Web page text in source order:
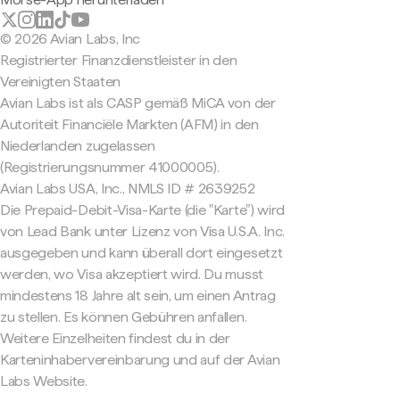
© 2026 Avian Labs, Inc
Registrierter Finanzdienstleister in den
Vereinigten Staaten
Avian Labs ist als CASP gemäß MiCA von der
Autoriteit Financiële Markten (AFM) in den
Niederlanden zugelassen
(Registrierungsnummer 41000005).
Avian Labs USA, Inc., NMLS ID # 2639252
Die Prepaid-Debit-Visa-Karte (die "Karte") wird
von Lead Bank unter Lizenz von Visa U.S.A. Inc.
ausgegeben und kann überall dort eingesetzt
werden, wo Visa akzeptiert wird. Du musst
mindestens 18 Jahre alt sein, um einen Antrag
zu stellen. Es können Gebühren anfallen.
Weitere Einzelheiten findest du in der
Karteninhabervereinbarung und auf der Avian
Labs Website.